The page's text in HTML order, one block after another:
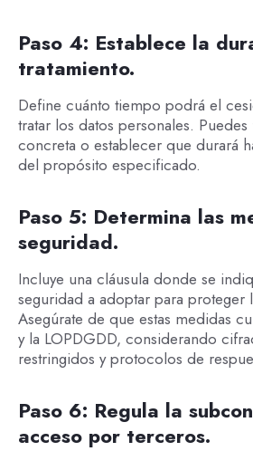
Paso 4: Establece la
tratamiento.
Define cuánto tiempo podrá el
tratar los datos personales.
concreta o establecer que durará
del propósito especificado.
Paso 5: Determina las
seguridad.
Incluye una cláusula donde se
seguridad a adoptar para proteger
Asegúrate de que estas medidas
y la LOPDGDD, considerando
restringidos y protocolos de
Paso 6: Regula la
acceso por terceros.